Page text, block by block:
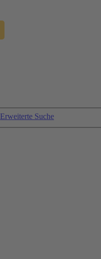
Erweiterte Suche